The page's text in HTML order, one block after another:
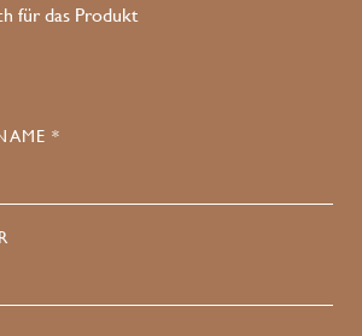
für das Produkt
*